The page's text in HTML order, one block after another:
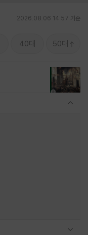
2026.08.06 14:57 기준
40대 50대